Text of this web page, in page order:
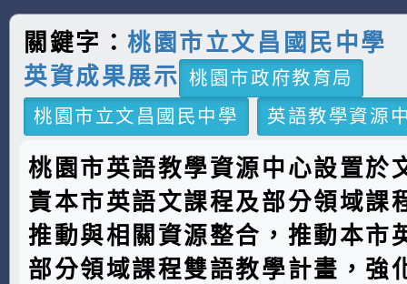
關鍵字：桃園市立文昌國民中學
英資成果展示 桃園市政府教育局
桃園市立文昌國民中學
英語教學資源
桃園市英語教學資源中心設置於
責本市英語文課程及部分領域課
推動與相關資源整合，推動本市
部分領域課程雙語教學計畫，強